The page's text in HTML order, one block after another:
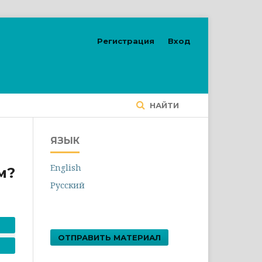
НАЙТИ
Регистрация Вход
ЯЗЫК
English
Русский
ОТПРАВИТЬ МАТЕРИАЛ